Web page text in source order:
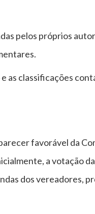
pelos próprios
as classificações
favorável da
a votação
dos vereadores,